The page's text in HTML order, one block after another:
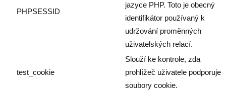
PHPSESSID
jazyce PHP. Toto je obecný
identifikátor používaný k
udržování proměnných
uživatelských relací.
test_cookie
Slouží ke kontrole, zda
prohlížeč uživatele podporuje
soubory cookie.